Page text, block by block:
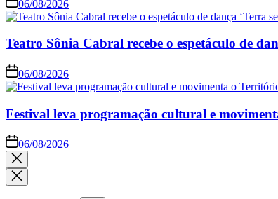
06/08/2026
Teatro Sônia Cabral recebe o espetáculo de
06/08/2026
Festival leva programação cultural e
06/08/2026